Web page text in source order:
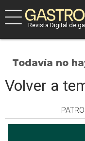
Revista Digital de
Todavía no
Volver a